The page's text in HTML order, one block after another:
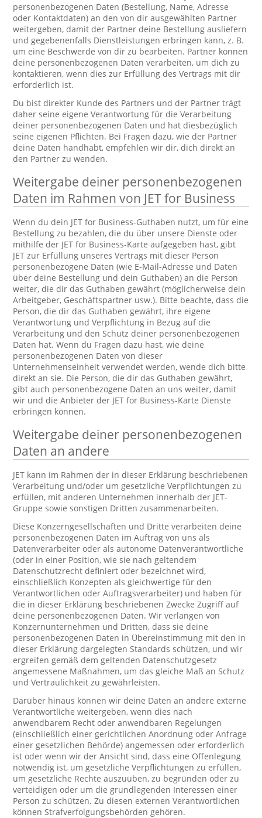
personenbezogenen Daten (Bestellung, Name, Adresse
oder Kontaktdaten) an den von dir ausgewählten Partner
weitergeben, damit der Partner deine Bestellung ausliefern
und gegebenenfalls Dienstleistungen erbringen kann, z. B.
um eine Beschwerde von dir zu bearbeiten. Partner können
deine personenbezogenen Daten verarbeiten, um dich zu
kontaktieren, wenn dies zur Erfüllung des Vertrags mit dir
erforderlich ist.
Du bist direkter Kunde des Partners und der Partner trägt
daher seine eigene Verantwortung für die Verarbeitung
deiner personenbezogenen Daten und hat diesbezüglich
seine eigenen Pflichten. Bei Fragen dazu, wie der Partner
deine Daten handhabt, empfehlen wir dir, dich direkt an
den Partner zu wenden.
Weitergabe deiner personenbezogenen
Daten im Rahmen von JET for Business
Wenn du dein JET for Business-Guthaben nutzt, um für eine
Bestellung zu bezahlen, die du über unsere Dienste oder
mithilfe der JET for Business-Karte aufgegeben hast, gibt
JET zur Erfüllung unseres Vertrags mit dieser Person
personenbezogene Daten (wie E-Mail-Adresse und Daten
über deine Bestellung und dein Guthaben) an die Person
weiter, die dir das Guthaben gewährt (möglicherweise dein
Arbeitgeber, Geschäftspartner usw.). Bitte beachte, dass die
Person, die dir das Guthaben gewährt, ihre eigene
Verantwortung und Verpflichtung in Bezug auf die
Verarbeitung und den Schutz deiner personenbezogenen
Daten hat. Wenn du Fragen dazu hast, wie deine
personenbezogenen Daten von dieser
Unternehmenseinheit verwendet werden, wende dich bitte
direkt an sie. Die Person, die dir das Guthaben gewährt,
gibt auch personenbezogene Daten an uns weiter, damit
wir und die Anbieter der JET for Business-Karte Dienste
erbringen können.
Weitergabe deiner personenbezogenen
Daten an andere
JET kann im Rahmen der in dieser Erklärung beschriebenen
Verarbeitung und/oder um gesetzliche Verpflichtungen zu
erfüllen, mit anderen Unternehmen innerhalb der JET-
Gruppe sowie sonstigen Dritten zusammenarbeiten.
Diese Konzerngesellschaften und Dritte verarbeiten deine
personenbezogenen Daten im Auftrag von uns als
Datenverarbeiter oder als autonome Datenverantwortliche
(oder in einer Position, wie sie nach geltendem
Datenschutzrecht definiert oder bezeichnet wird,
einschließlich Konzepten als gleichwertige für den
Verantwortlichen oder Auftragsverarbeiter) und haben für
die in dieser Erklärung beschriebenen Zwecke Zugriff auf
deine personenbezogenen Daten. Wir verlangen von
Konzernunternehmen und Dritten, dass sie deine
personenbezogenen Daten in Übereinstimmung mit den in
dieser Erklärung dargelegten Standards schützen, und wir
ergreifen gemäß dem geltenden Datenschutzgesetz
angemessene Maßnahmen, um das gleiche Maß an Schutz
und Vertraulichkeit zu gewährleisten.
Darüber hinaus können wir deine Daten an andere externe
Verantwortliche weitergeben, wenn dies nach
anwendbarem Recht oder anwendbaren Regelungen
(einschließlich einer gerichtlichen Anordnung oder Anfrage
einer gesetzlichen Behörde) angemessen oder erforderlich
ist oder wenn wir der Ansicht sind, dass eine Offenlegung
notwendig ist, um gesetzliche Verpflichtungen zu erfüllen,
um gesetzliche Rechte auszuüben, zu begründen oder zu
verteidigen oder um die grundlegenden Interessen einer
Person zu schützen. Zu diesen externen Verantwortlichen
können Strafverfolgungsbehörden gehören.